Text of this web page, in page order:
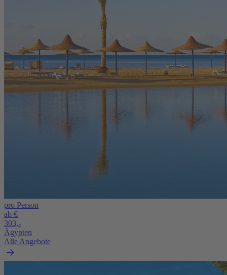
pro Person
ab €
303,-
Ägypten
Alle Angebote